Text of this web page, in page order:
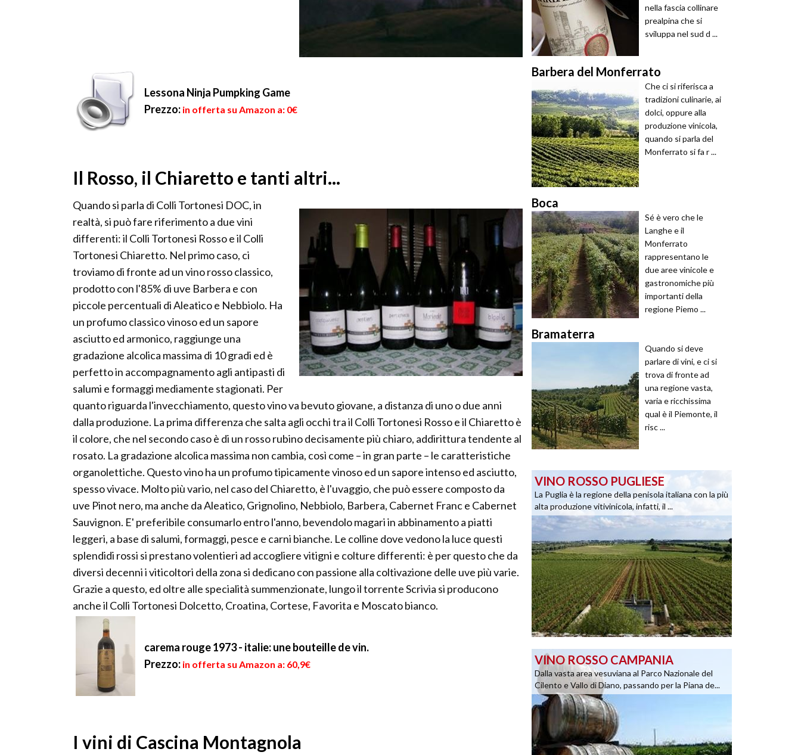
Lessona Ninja Pumpking Game
Prezzo: in offerta su Amazon a: 0€
Il Rosso, il Chiaretto e tanti altri...
Quando si parla di Colli Tortonesi DOC, in
realtà, si può fare riferimento a due vini
differenti: il Colli Tortonesi Rosso e il Colli
Tortonesi Chiaretto. Nel primo caso, ci
troviamo di fronte ad un vino rosso classico,
prodotto con l'85% di uve Barbera e con
piccole percentuali di Aleatico e Nebbiolo. Ha
un profumo classico vinoso ed un sapore
asciutto ed armonico, raggiunge una
gradazione alcolica massima di 10 gradi ed è
perfetto in accompagnamento agli antipasti di
salumi e formaggi mediamente stagionati. Per
quanto riguarda l'invecchiamento, questo vino va bevuto giovane, a distanza di uno o due anni
dalla produzione. La prima differenza che salta agli occhi tra il Colli Tortonesi Rosso e il Chiaretto è
il colore, che nel secondo caso è di un rosso rubino decisamente più chiaro, addirittura tendente al
rosato. La gradazione alcolica massima non cambia, così come – in gran parte – le caratteristiche
organolettiche. Questo vino ha un profumo tipicamente vinoso ed un sapore intenso ed asciutto,
spesso vivace. Molto più vario, nel caso del Chiaretto, è l'uvaggio, che può essere composto da
uve Pinot nero, ma anche da Aleatico, Grignolino, Nebbiolo, Barbera, Cabernet Franc e Cabernet
Sauvignon. E' preferibile consumarlo entro l'anno, bevendolo magari in abbinamento a piatti
leggeri, a base di salumi, formaggi, pesce e carni bianche. Le colline dove vedono la luce questi
splendidi rossi si prestano volentieri ad accogliere vitigni e colture differenti: è per questo che da
diversi decenni i viticoltori della zona si dedicano con passione alla coltivazione delle uve più varie.
Grazie a questo, ed oltre alle specialità summenzionate, lungo il torrente Scrivia si producono
anche il Colli Tortonesi Dolcetto, Croatina, Cortese, Favorita e Moscato bianco.
carema rouge 1973 - italie: une bouteille de vin.
Prezzo: in offerta su Amazon a: 60,9€
I vini di Cascina Montagnola
nella fascia collinare
prealpina che si
sviluppa nel sud d ...
Barbera del Monferrato
Che ci si riferisca a
tradizioni culinarie, ai
dolci, oppure alla
produzione vinicola,
quando si parla del
Monferrato si fa r ...
Boca
Sé è vero che le
Langhe e il
Monferrato
rappresentano le
due aree vinicole e
gastronomiche più
importanti della
regione Piemo ...
Bramaterra
Quando si deve
parlare di vini, e ci si
trova di fronte ad
una regione vasta,
varia e ricchissima
qual è il Piemonte, il
risc ...
VINO ROSSO PUGLIESE
La Puglia è la regione della penisola italiana con la più
alta produzione vitivinicola, infatti, il ...
VINO ROSSO CAMPANIA
Dalla vasta area vesuviana al Parco Nazionale del
Cilento e Vallo di Diano, passando per la Piana de...